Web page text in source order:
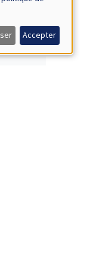
Accepter